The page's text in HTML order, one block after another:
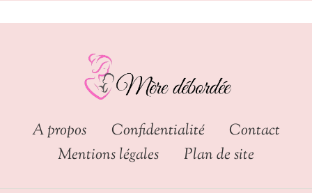
A propos Confidentialité
Contact
Mentions légales
Plan de site